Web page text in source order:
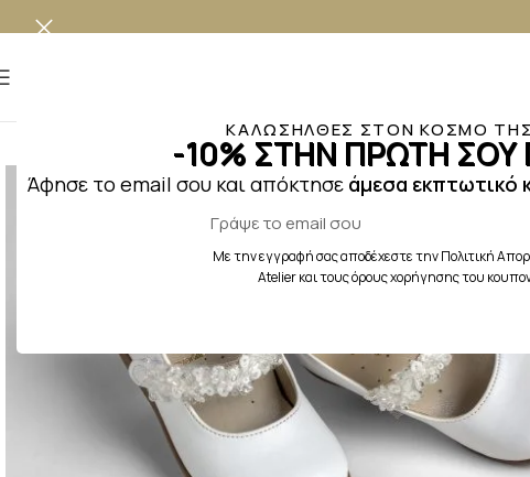
ΚΑΛΩΣΗΛΘΕΣ ΣΤΟΝ ΚΟΣΜΟ ΤΗΣ
-10% ΣΤΗΝ ΠΡΩΤΗ ΣΟΥ
Άφησε το email σου και απόκτησε άμεσα εκπτωτικό
Με την εγγραφή σας αποδέχεστε την Πολιτική
Atelier και τους όρους χορήγησης του